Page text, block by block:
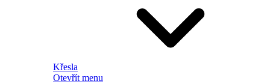
Křesla
Otevřít menu